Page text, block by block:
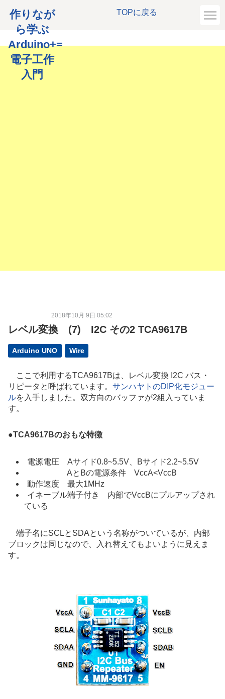
TOPに戻る
作りなが
ら学ぶ
Arduino+=
電子工作
入門
2018年10月 9日 05:02
レベル変換 (7) I2C その2 TCA9617B
Arduino UNO Wire
ここで利用するTCA9617Bは、レベル変換 I2C バス・
リピータと呼ばれています。 サンハヤトのDIP化モジュー
ルを入手しました。双方向のバッファが2組入っていま
す。
●TCA9617Bのおもな特徴
電源電圧 Aサイド0.8~5.5V、Bサイド2.2~5.5V
AとBの電源条件 VccA<VccB
動作速度 最大1MHz
イネーブル端子付き 内部でVccBにプルアップされ
ている
端子名にSCLとSDAという名称がついているが、内部
ブロックは同じなので、入れ替えてもよいように見えま
す。